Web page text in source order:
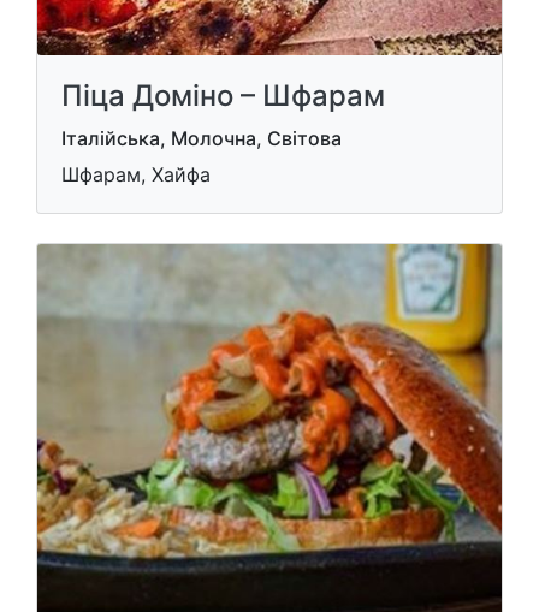
Піца Доміно – Шфарам
Італійська, Молочна, Світова
Шфарам, Хайфа